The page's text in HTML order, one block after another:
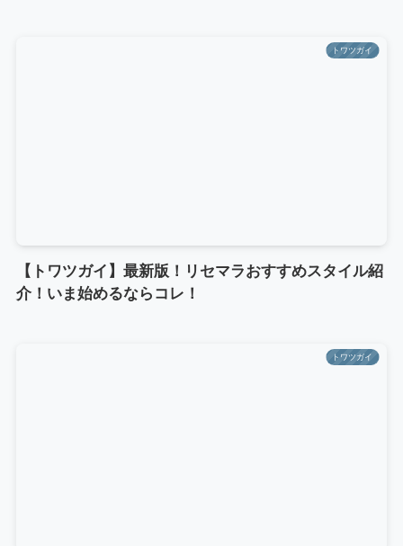
トワツガイ
【トワツガイ】最新版！リセマラおすすめスタイル紹
介！いま始めるならコレ！
トワツガイ